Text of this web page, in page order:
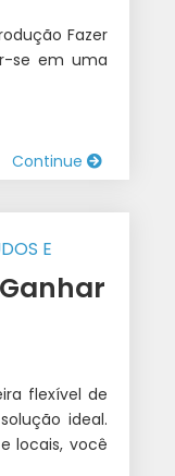
Fazer
se em uma
Continue
E
|
flexível de
ideal.
locais, você